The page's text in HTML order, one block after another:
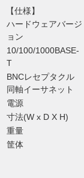
【仕様】
ハードウェアバージ
ョン
10/100/1000BASE-
T
BNCレセプタクル
同軸イーサネット
電源
寸法(W x D X H)
重量
筐体